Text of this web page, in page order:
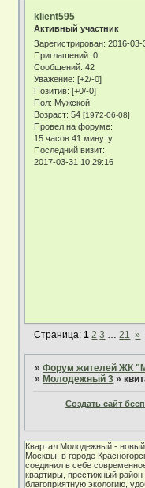
klient595
Активный участник
Зарегистрирован: 2016-03-
Приглашений: 0
Сообщений: 42
Уважение: [+2/-0]
Позитив: [+0/-0]
Пол: Мужской
Возраст: 54[1972-06-08]
Провел на форуме:
15 часов 41 минуту
Последний визит:
2017-03-31 10:29:16
Страница:1 2 3 … 21 »
»Форум жителей ЖК
»Молодежный 3 »
Создать сайт
Квартал Молодежный -
Москвы, в городе
соединил в себе
квартиры, престижный район
благоприятную экологию,